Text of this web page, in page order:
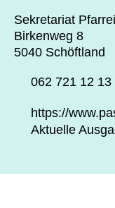
Suchen
Sekretariat Pfarrei
Birkenweg 8
5040 Schöftland
062 721 12 13
https://
Aktuelle